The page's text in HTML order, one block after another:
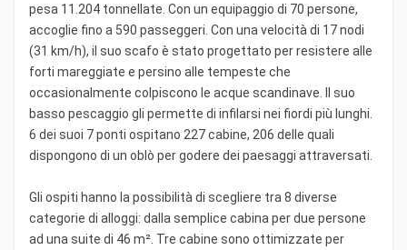
pesa 11.204 tonnellate. Con un equipaggio di 70 persone,
accoglie fino a 590 passeggeri. Con una velocità di 17 nodi
(31 km/h), il suo scafo è stato progettato per resistere alle
forti mareggiate e persino alle tempeste che
occasionalmente colpiscono le acque scandinave. Il suo
basso pescaggio gli permette di infilarsi nei fiordi più lunghi.
6 dei suoi 7 ponti ospitano 227 cabine, 206 delle quali
dispongono di un oblò per godere dei paesaggi attraversati.
Gli ospiti hanno la possibilità di scegliere tra 8 diverse
categorie di alloggi: dalla semplice cabina per due persone
ad una suite di 46 m². Tre cabine sono ottimizzate per